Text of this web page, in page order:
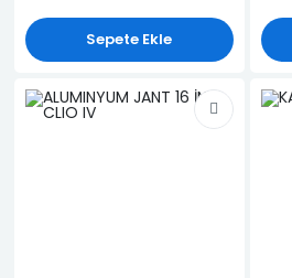
Sepete Ekle